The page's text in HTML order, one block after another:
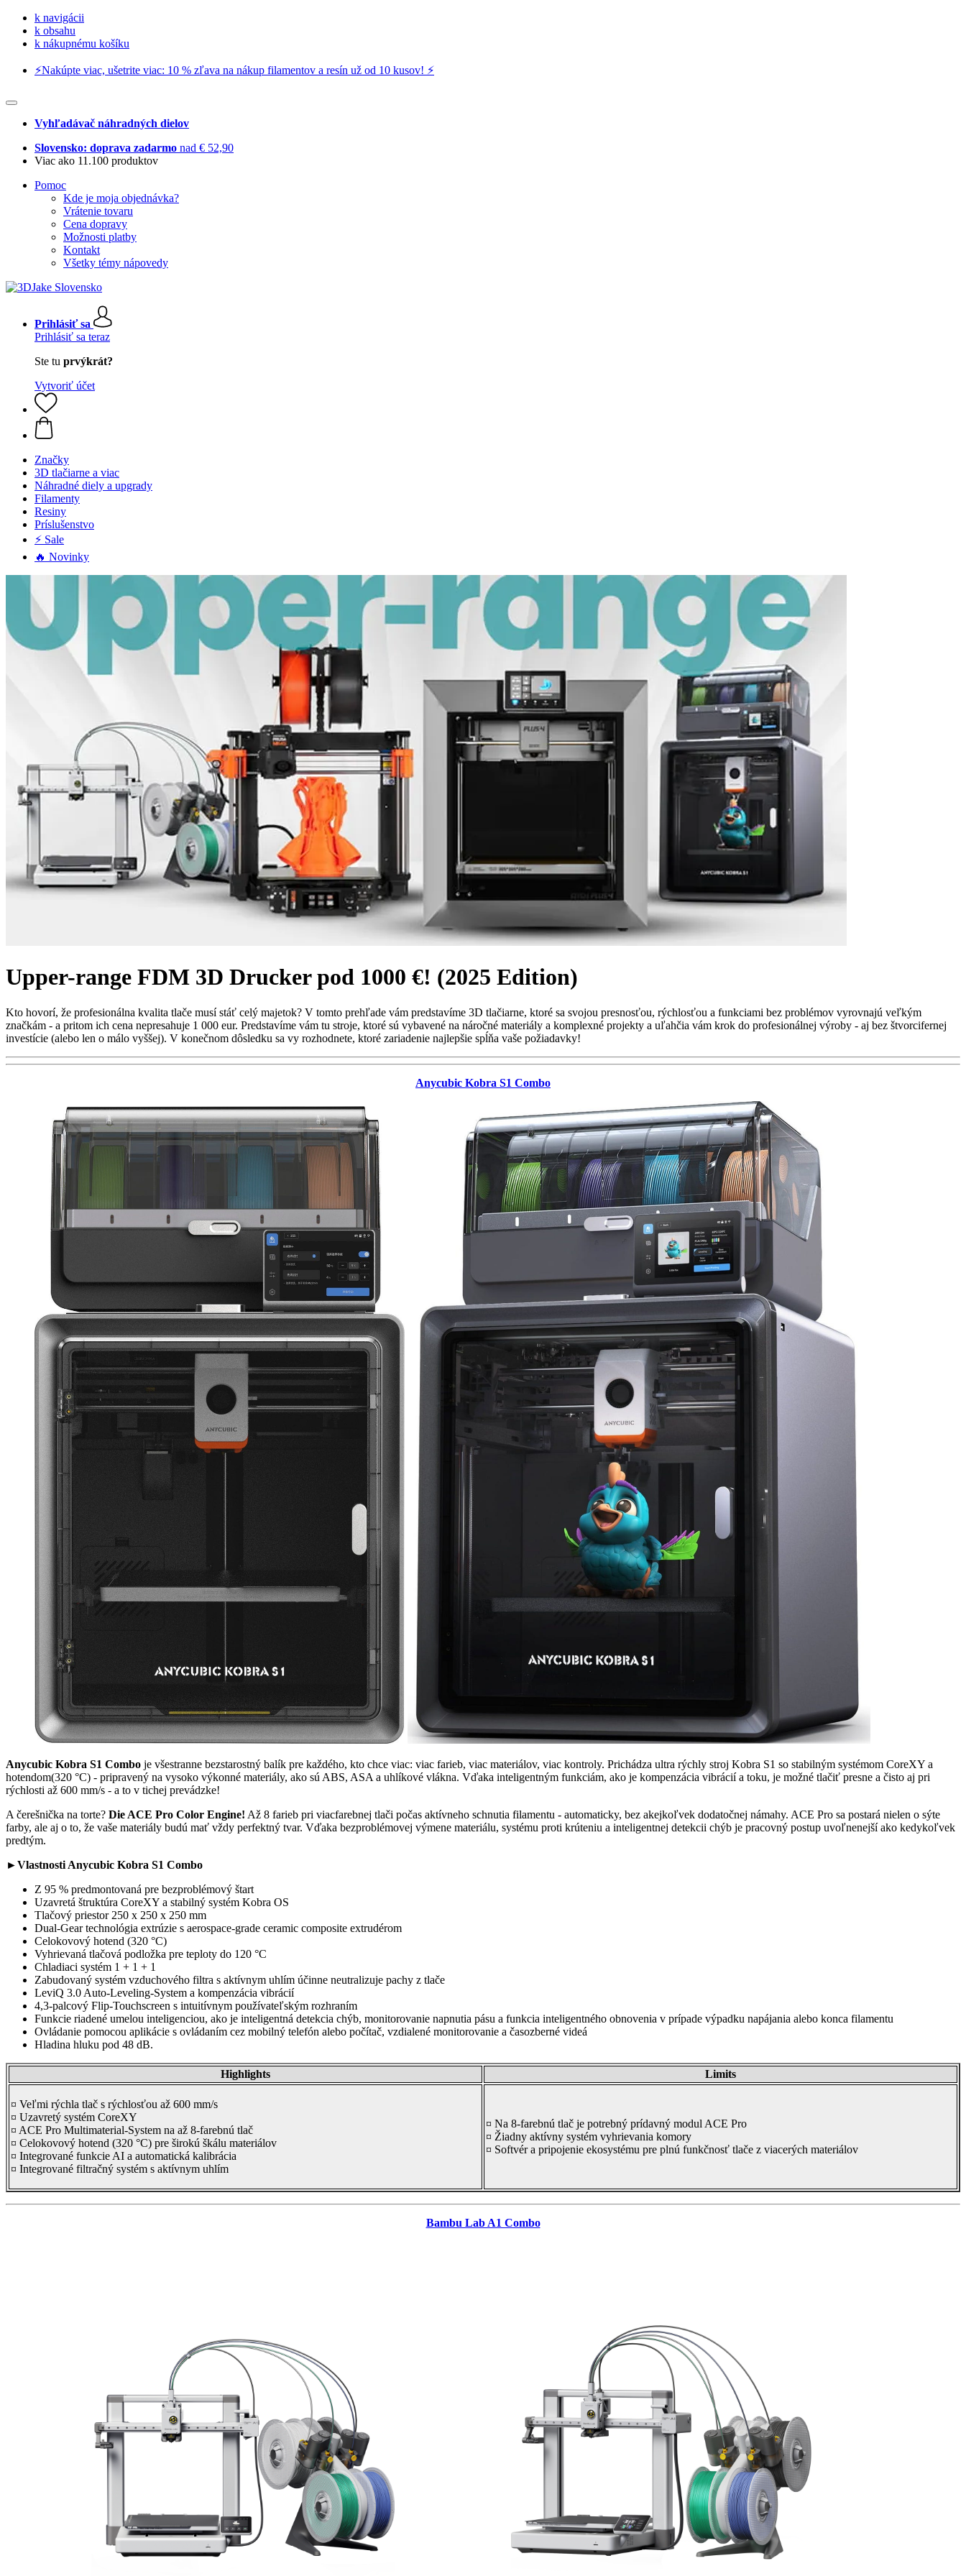
k navigácii
k obsahu
k nákupnému košíku
⚡️Nakúpte viac, ušetrite viac: 10 % zľava na nákup filamentov a resín už od 10 kusov! ⚡️
Vyhľadávač náhradných dielov
Slovensko: doprava zadarmo nad € 52,90
Viac ako 11.100 produktov
Pomoc
Kde je moja objednávka?
Vrátenie tovaru
Cena dopravy
Možnosti platby
Kontakt
Všetky témy nápovedy
Prihlásiť sa
Prihlásiť sa teraz
Ste tu prvýkrát?
Vytvoriť účet
Značky
3D tlačiarne a viac
Náhradné diely a upgrady
Filamenty
Resiny
Príslušenstvo
⚡ Sale
🔥 Novinky
Upper-range FDM 3D Drucker pod 1000 €! (2025 Edition)
Kto hovorí, že profesionálna kvalita tlače musí stáť celý majetok? V tomto prehľade vám predstavíme 3D tlačiarne, ktoré sa svojou presnosťou, rýchlosťou a funkciami bez problémov vyrovnajú veľkým
značkám - a pritom ich cena nepresahuje 1 000 eur. Predstavíme vám tu stroje, ktoré sú vybavené na náročné materiály a komplexné projekty a uľahčia vám krok do profesionálnej výroby - aj bez štvorcifernej
investície (alebo len o málo vyššej). V konečnom dôsledku sa vy rozhodnete, ktoré zariadenie najlepšie spĺňa vaše požiadavky!
Anycubic Kobra S1 Combo
Anycubic Kobra S1 Combo je všestranne bezstarostný balík pre každého, kto chce viac: viac farieb, viac materiálov, viac kontroly. Prichádza ultra rýchly stroj Kobra S1 so stabilným systémom CoreXY a
hotendom(320 °C) - pripravený na vysoko výkonné materiály, ako sú ABS, ASA a uhlíkové vlákna. Vďaka inteligentným funkciám, ako je kompenzácia vibrácií a toku, je možné tlačiť presne a čisto aj pri
rýchlosti až 600 mm/s - a to v tichej prevádzke!
A čerešnička na torte? Die ACE Pro Color Engine! Až 8 farieb pri viacfarebnej tlači počas aktívneho schnutia filamentu - automaticky, bez akejkoľvek dodatočnej námahy. ACE Pro sa postará nielen o sýte
farby, ale aj o to, že vaše materiály budú mať vždy perfektný tvar. Vďaka bezproblémovej výmene materiálu, systému proti krúteniu a inteligentnej detekcii chýb je pracovný postup uvoľnenejší ako kedykoľvek
predtým.
►Vlastnosti Anycubic Kobra S1 Combo
Z 95 % predmontovaná pre bezproblémový štart
Uzavretá štruktúra CoreXY a stabilný systém Kobra OS
Tlačový priestor 250 x 250 x 250 mm
Dual-Gear technológia extrúzie s aerospace-grade ceramic composite extrudérom
Celokovový hotend (320 °C)
Vyhrievaná tlačová podložka pre teploty do 120 °C
Chladiaci systém 1 + 1 + 1
Zabudovaný systém vzduchového filtra s aktívnym uhlím účinne neutralizuje pachy z tlače
LeviQ 3.0 Auto-Leveling-System a kompenzácia vibrácií
4,3-palcový Flip-Touchscreen s intuitívnym používateľským rozhraním
Funkcie riadené umelou inteligenciou, ako je inteligentná detekcia chýb, monitorovanie napnutia pásu a funkcia inteligentného obnovenia v prípade výpadku napájania alebo konca filamentu
Ovládanie pomocou aplikácie s ovládaním cez mobilný telefón alebo počítač, vzdialené monitorovanie a časozberné videá
Hladina hluku pod 48 dB.
Highlights Limits
¤ Veľmi rýchla tlač s rýchlosťou až 600 mm/s
¤ Uzavretý systém CoreXY
¤ ACE Pro Multimaterial-System na až 8-farebnú tlač
¤ Celokovový hotend (320 °C) pre širokú škálu materiálov
¤ Integrované funkcie AI a automatická kalibrácia
¤ Integrované filtračný systém s aktívnym uhlím
¤ Na 8-farebnú tlač je potrebný prídavný modul ACE Pro
¤ Žiadny aktívny systém vyhrievania komory
¤ Softvér a pripojenie ekosystému pre plnú funkčnosť tlače z viacerých materiálov
Bambu Lab A1 Combo